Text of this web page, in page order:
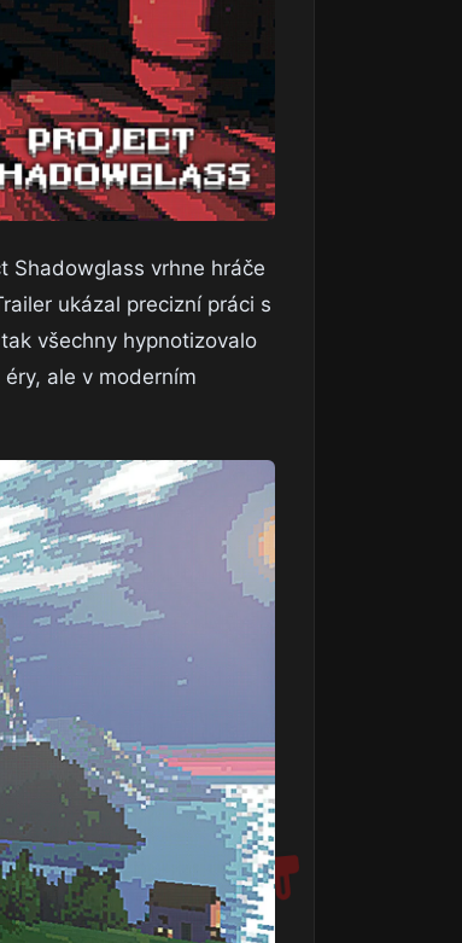
Shadowglass vrhne hráče
ukázal precizní práci s
všechny hypnotizovalo
ale v moderním